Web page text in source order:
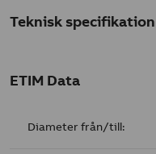
Teknisk specifikation
ETIM Data
Diameter från/till: